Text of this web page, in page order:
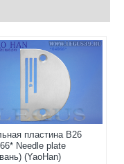
пластина B26
Needle plate
(YaoHan)